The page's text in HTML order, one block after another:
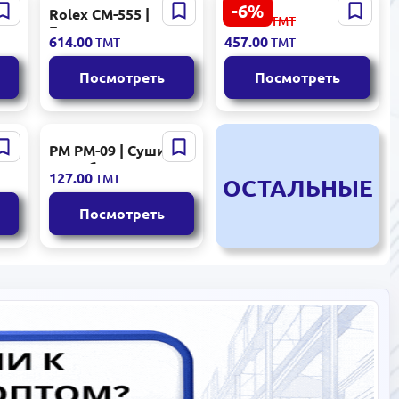
Rolex CM-555 |
Гладильная доска
для коммерческого
использования
614.00ТМТ
Посмотреть
-6%
ZEMIFBA001
MIRBBA001 |
Зеркало для ванной
LED 3X Серебро
487.00 ТМТ
457.00ТМТ
Посмотреть
|
PM PM-09 | Сушилка
для обуви
Электрическая
Влагозащита
127.00ТМТ
Посмотреть
ОСТАЛЬНЫЕ